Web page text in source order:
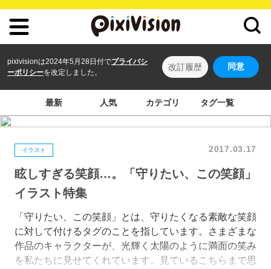
pixivisionは2024年5月28日付でプライバシ
ーポリシーを改定しました。
改訂履歴 同意
最新 人気 カテゴリ タグ一覧
イラスト 2017.03.17
眩しすぎる笑顔…。「守りたい、この笑顔」
イラスト特集
「守りたい、この笑顔」とは、守りたくなる素敵な笑顔
に対して付けるタグのことを指しています。さまざまな
作品のキャラクターが、光輝く太陽のように満面の笑み
を私たちに見せてくれています。見ているこちらまで思